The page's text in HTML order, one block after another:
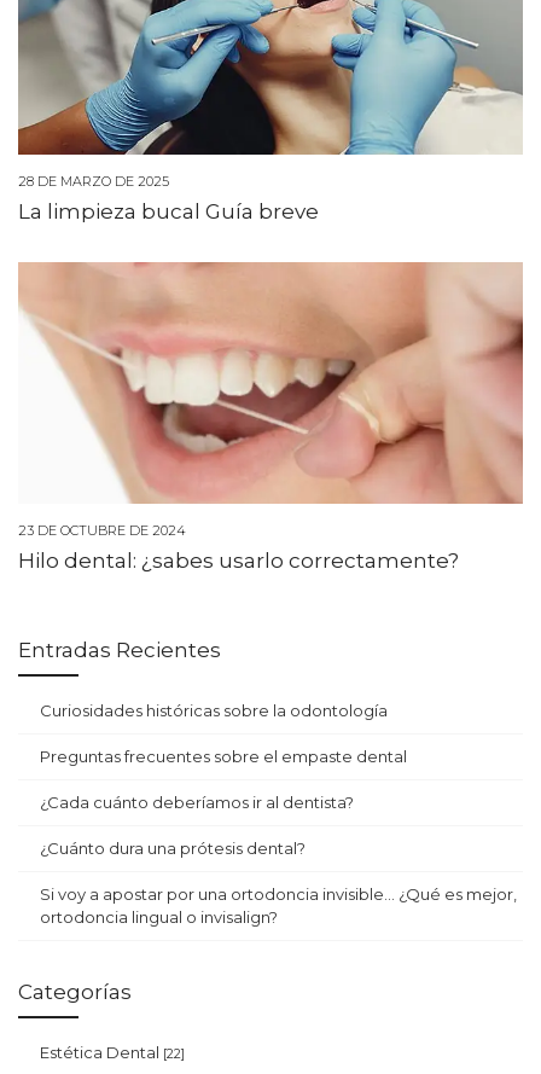
28 DE MARZO DE 2025
La limpieza bucal Guía breve
23 DE OCTUBRE DE 2024
Hilo dental: ¿sabes usarlo correctamente?
Entradas Recientes
Curiosidades históricas sobre la odontología
Preguntas frecuentes sobre el empaste dental
¿Cada cuánto deberíamos ir al dentista?
¿Cuánto dura una prótesis dental?
Si voy a apostar por una ortodoncia invisible… ¿Qué es mejor,
ortodoncia lingual o invisalign?
Categorías
Estética Dental [22]